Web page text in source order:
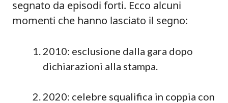
segnato da episodi forti. Ecco alcuni
momenti che hanno lasciato il segno:
2010: esclusione dalla gara dopo
dichiarazioni alla stampa.
2020: celebre squalifica in coppia con